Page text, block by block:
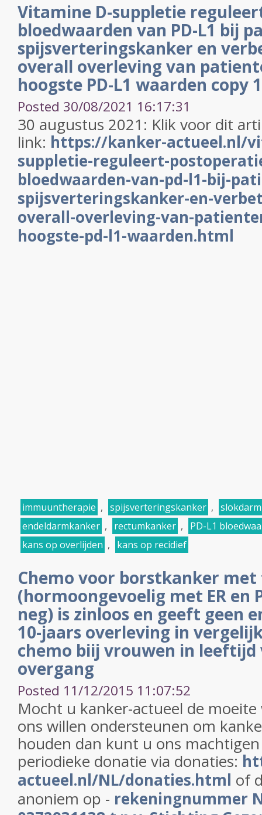
Vitamine D-suppletie
bloedwaarden van PD-L1 bij
spijsverteringskanker en
overall overleving van
hoogste PD-L1 waarden copy 1
Posted 30/08/2021 16:17:31
30 augustus 2021: Klik voor dit
link: https://kanker-actueel.nl/
suppletie-reguleert-
bloedwaarden-van-pd-l1-bij-
spijsverteringskanker-en-
overall-overleving-van-
hoogste-pd-l1-waarden.html
immuuntherapie , spijsverteringskanker ,
endeldarmkanker , rectumkanker ,
PD-L1
kans op overlijden , kans op recidief
Chemo voor borstkanker
(hormoongevoelig met ER en
neg) is zinloos en geeft geen
10-jaars overleving in
chemo biij vrouwen in leeftijd
overgang
Posted 11/12/2015 11:07:52
Mocht u kanker-actueel de
ons willen ondersteunen om
houden dan kunt u ons
periodieke donatie via donaties:
actueel.nl/NL/donaties.html of
anoniem op - rekeningnummer